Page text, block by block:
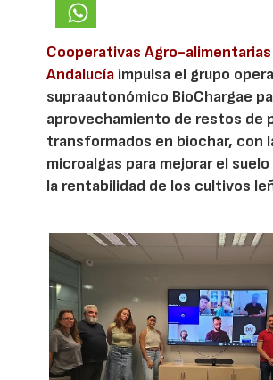
Cooperativas Agro-
Andalucía impulsa el grupo
supraautonómico BioChargae
aprovechamiento de restos de
transformados en biochar, con
microalgas para mejorar el
la rentabilidad de los cultivos